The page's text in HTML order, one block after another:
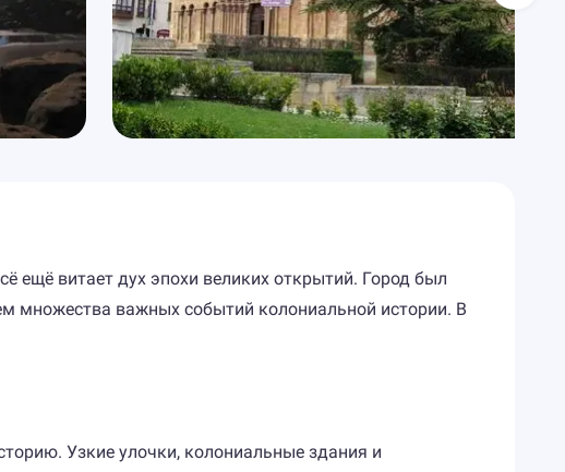
ещё витает дух эпохи великих открытий. Город был
множества важных событий колониальной истории. В
Узкие улочки, колониальные здания и